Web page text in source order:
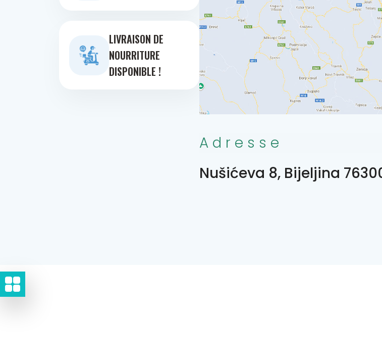
LIVRAISON DE
NOURRITURE
DISPONIBLE !
Adresse
Nušićeva 8, Bijeljina